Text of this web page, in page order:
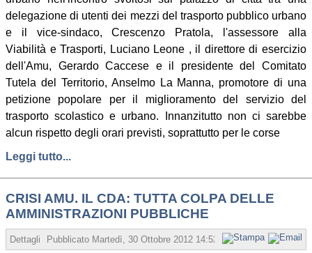
delegazione di utenti dei mezzi del trasporto pubblico urbano
e il vice-sindaco, Crescenzo Pratola, l'assessore alla
Viabilità e Trasporti, Luciano Leone , il direttore di esercizio
dell'Amu, Gerardo Caccese e il presidente del Comitato
Tutela del Territorio, Anselmo La Manna, promotore di una
petizione popolare per il miglioramento del servizio del
trasporto scolastico e urbano. Innanzitutto non ci sarebbe
alcun rispetto degli orari previsti, soprattutto per le corse
Leggi tutto...
CRISI AMU. IL CDA: TUTTA COLPA DELLE
AMMINISTRAZIONI PUBBLICHE
Dettagli Pubblicato Martedì, 30 Ottobre 2012 14:52 Scritto da Redazione